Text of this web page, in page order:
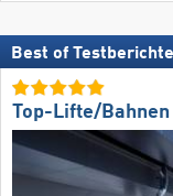
Best of Testberichte
Top-Lifte/Bahnen